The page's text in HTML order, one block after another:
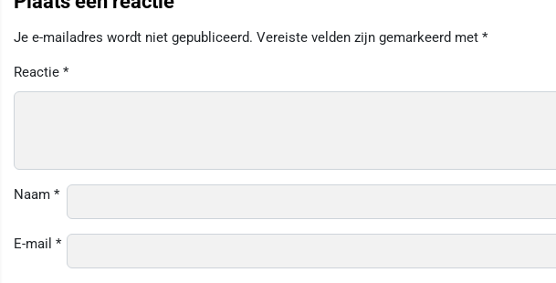
Je e-mailadres wordt niet gepubliceerd. Vereiste velden zijn gemarkeerd met *
Reactie *
Naam *
E-mail *